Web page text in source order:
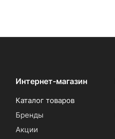
Интернет-магазин
Каталог товаров
Бренды
Акции